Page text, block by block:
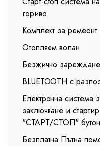
гориво
Комплект за ремеонт
Отопляем волан
Безжично
BLUETOOTH с
Електронна система
заключване и
"СТАРТ/СТОП" бутон
Безплатна Пътна